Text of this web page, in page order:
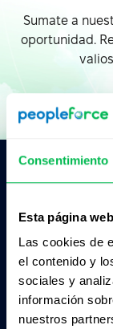
Consentimiento
Esta página
Las cookies de
el contenido y
sociales y
información
nuestros
Sumate a
oportunidad.
Business